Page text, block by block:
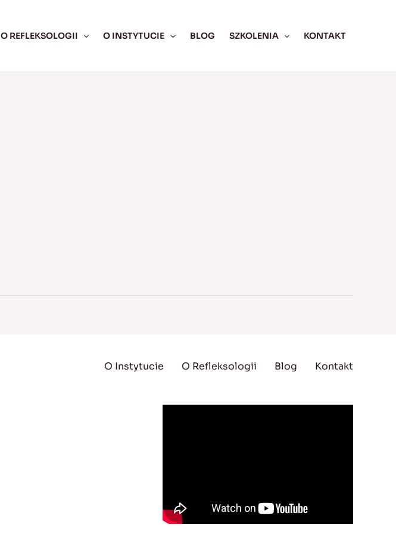
O REFLEKSOLOGII O INSTYTUCIE BLOG SZKOLENIA KONTAKT
O Instytucie O Refleksologii Blog Kontakt